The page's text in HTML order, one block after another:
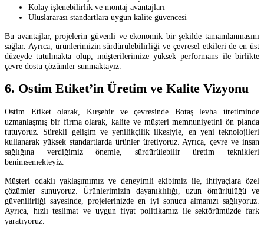
Kolay işlenebilirlik ve montaj avantajları
Uluslararası standartlara uygun kalite güvencesi
Bu avantajlar, projelerin güvenli ve ekonomik bir şekilde tamamlanmasını
sağlar. Ayrıca, ürünlerimizin sürdürülebilirliği ve çevresel etkileri de en üst
düzeyde tutulmakta olup, müşterilerimize yüksek performans ile birlikte
çevre dostu çözümler sunmaktayız.
6. Ostim Etiket’in Üretim ve Kalite Vizyonu
Ostim Etiket olarak, Kırşehir ve çevresinde Botaş levha üretiminde
uzmanlaşmış bir firma olarak, kalite ve müşteri memnuniyetini ön planda
tutuyoruz. Sürekli gelişim ve yenilikçilik ilkesiyle, en yeni teknolojileri
kullanarak yüksek standartlarda ürünler üretiyoruz. Ayrıca, çevre ve insan
sağlığına verdiğimiz önemle, sürdürülebilir üretim teknikleri
benimsemekteyiz.
Müşteri odaklı yaklaşımımız ve deneyimli ekibimiz ile, ihtiyaçlara özel
çözümler sunuyoruz. Ürünlerimizin dayanıklılığı, uzun ömürlülüğü ve
güvenilirliği sayesinde, projelerinizde en iyi sonucu almanızı sağlıyoruz.
Ayrıca, hızlı teslimat ve uygun fiyat politikamız ile sektörümüzde fark
yaratıyoruz.